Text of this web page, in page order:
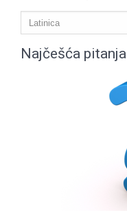
Najčešća pitanja